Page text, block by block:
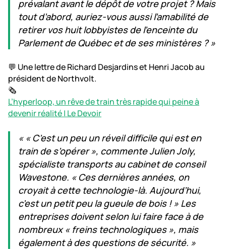
prévalant avant le dépôt de votre projet ? Mais
tout d’abord, auriez-vous aussi l’amabilité de
retirer vos huit lobbyistes de l’enceinte du
Parlement de Québec et de ses ministères ? »
💬 Une lettre de Richard Desjardins et Henri Jacob au
président de Northvolt.
🗞️
L’hyperloop, un rêve de train très rapide qui peine à
devenir réalité | Le Devoir
« « C’est un peu un réveil difficile qui est en
train de s’opérer », commente Julien Joly,
spécialiste transports au cabinet de conseil
Wavestone. « Ces dernières années, on
croyait à cette technologie-là. Aujourd’hui,
c’est un petit peu la gueule de bois ! » Les
entreprises doivent selon lui faire face à de
nombreux « freins technologiques », mais
également à des questions de sécurité. »